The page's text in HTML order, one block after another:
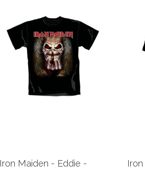
Iron Maiden - Eddie -